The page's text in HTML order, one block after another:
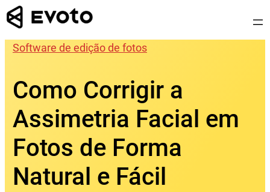
Skip
to
content
Software de edição de fotos
Como Corrigir a
Assimetria Facial em
Fotos de Forma
Natural e Fácil